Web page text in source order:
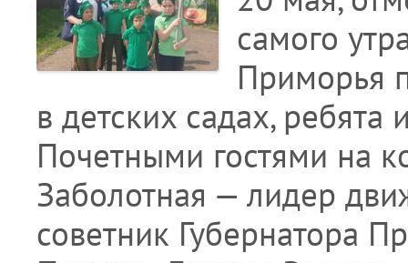
самого
Приморья
в детских садах, ребята
Почетными гостями на
Заболотная — лидер
советник Губернатора